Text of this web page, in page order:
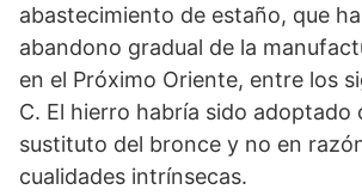
abastecimiento de estaño, que
abandono gradual de la
en el Próximo Oriente, entre los
C. El hierro habría sido
sustituto del bronce y no en
cualidades intrínsecas.